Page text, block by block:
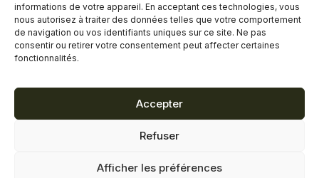
informations de votre appareil. En acceptant ces technologies, vous
nous autorisez à traiter des données telles que votre comportement
de navigation ou vos identifiants uniques sur ce site. Ne pas
consentir ou retirer votre consentement peut affecter certaines
fonctionnalités.
Accepter
Refuser
Afficher les préférences
Lundi au mercredi
9h00 à 17h30
Jeudi
9h00 à 20h00
Vendredi
9h00 à 18h00
Dimanche
11h00 à 16h30
Termes et conditions